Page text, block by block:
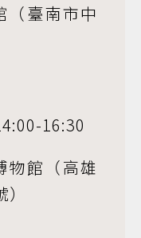
（臺南市中
16:30
物館（高雄